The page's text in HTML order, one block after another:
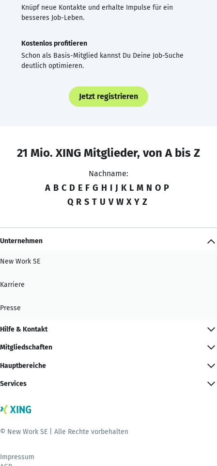
Knüpf neue Kontakte und erhalte Impulse für ein
besseres Job-Leben.
Kostenlos profitieren
Schon als Basis-Mitglied kannst Du Deine Job-Suche
deutlich optimieren.
Jetzt registrieren
21 Mio. XING Mitglieder, von A bis Z
Nachname:
A B C D E F G H I J K L M N O P
Q R S T U V W X Y Z
Unternehmen
New Work SE
Karriere
Presse
Hilfe & Kontakt
Mitgliedschaften
Hauptbereiche
Services
© New Work SE | Alle Rechte vorbehalten
Impressum